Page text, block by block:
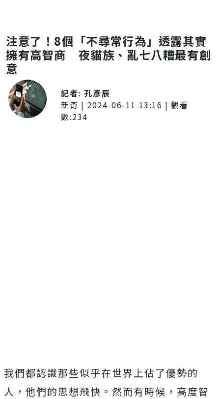
注意了！8個「不尋常行為」透露其實
擁有高智商 夜貓族、亂七八糟最有創
意
記者:孔彥辰
新奇 | 2024-06-11 13:16 | 觀看
數:234
我們都認識那些似乎在世界上佔了優勢的
人，他們的思想飛快。然而有時候，高度智